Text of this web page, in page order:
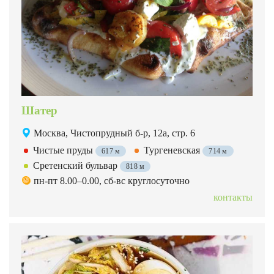
Шатер
Москва, Чистопрудный б-р, 12а, стр. 6
Чистые пруды
617 м Тургеневская 714 м
Сретенский бульвар 818 м
пн-пт 8.00–0.00, сб-вс круглосуточно
контакты